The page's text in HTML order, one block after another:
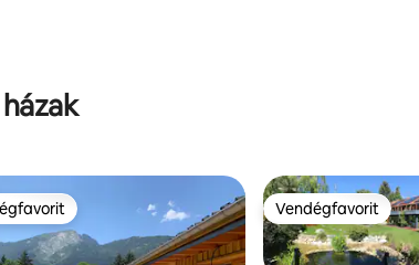
230 vélemény
Vendégfavorit
Vendégfavorit